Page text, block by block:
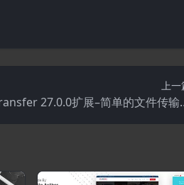
上一
27.0.0扩展–简单的文件传输